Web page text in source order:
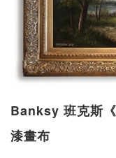
Banksy 班克斯
漆畫布